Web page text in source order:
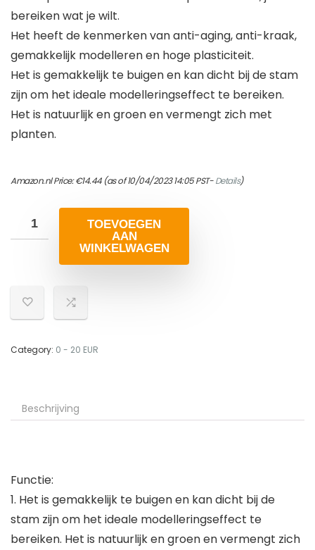
bereiken wat je wilt.
Het heeft de kenmerken van anti-aging, anti-kraak,
gemakkelijk modelleren en hoge plasticiteit.
Het is gemakkelijk te buigen en kan dicht bij de stam
zijn om het ideale modelleringseffect te bereiken.
Het is natuurlijk en groen en vermengt zich met
planten.
Amazon.nl Price:€14.44(as of 10/04/2023 14:05 PST-Details)
TOEVOEGEN
AAN
WINKELWAGEN
Category: 0 - 20 EUR
Beschrijving
Functie:
1. Het is gemakkelijk te buigen en kan dicht bij de
stam zijn om het ideale modelleringseffect te
bereiken. Het is natuurlijk en groen en vermengt zich